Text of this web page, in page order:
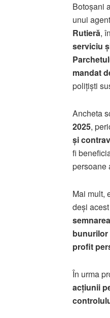
Botoșani
unui
Rutieră,
serviciu
mandat
polițiști
Ancheta
2025,
și
fi
persoane
Mai mult,
deși
profit
În urma
acțiunii